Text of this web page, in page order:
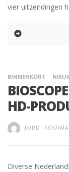
vier uitzendingen
BINNENKORT
HD-
JORDI
Diverse